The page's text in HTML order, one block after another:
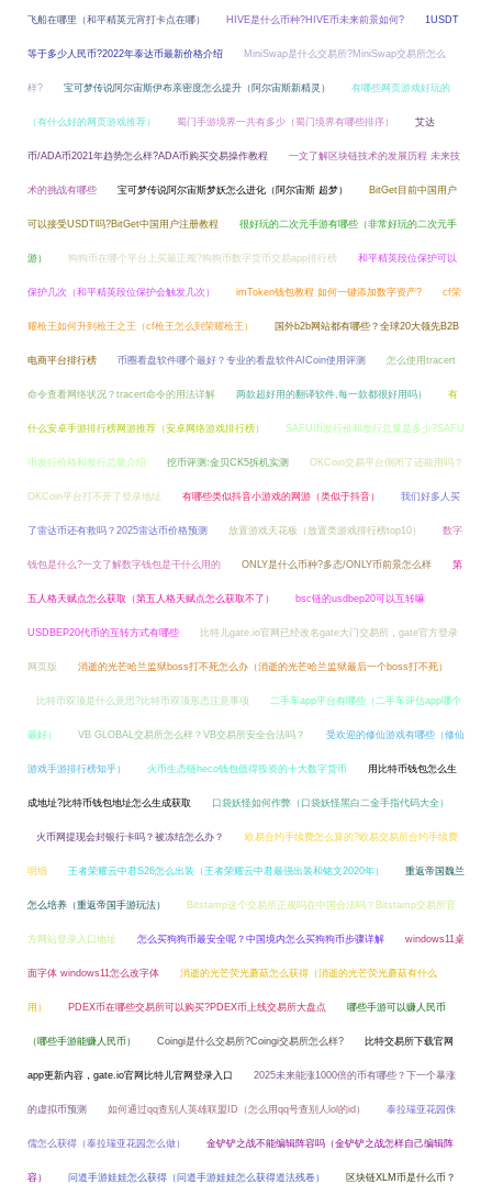
飞船在哪里（和平精英元宵打卡点在哪） HIVE是什么币种?HIVE币未来前景如何? 1USDT
等于多少人民币?2022年泰达币最新价格介绍 MiniSwap是什么交易所?MiniSwap交易所怎么
样? 宝可梦传说阿尔宙斯伊布亲密度怎么提升（阿尔宙斯新精灵） 有哪些网页游戏好玩的
（有什么好的网页游戏推荐） 蜀门手游境界一共有多少（蜀门境界有哪些排序） 艾达
币/ADA币2021年趋势怎么样?ADA币购买交易操作教程 一文了解区块链技术的发展历程 未来技
术的挑战有哪些 宝可梦传说阿尔宙斯梦妖怎么进化（阿尔宙斯 超梦） BitGet目前中国用户
可以接受USDT吗?BitGet中国用户注册教程 很好玩的二次元手游有哪些（非常好玩的二次元手
游） 狗狗币在哪个平台上买最正规?狗狗币数字货币交易app排行榜 和平精英段位保护可以
保护几次（和平精英段位保护会触发几次） imToken钱包教程 如何一键添加数字资产? cf荣
耀枪王如何升到枪王之王（cf枪王怎么到荣耀枪王） 国外b2b网站都有哪些？全球20大领先B2B
电商平台排行榜 币圈看盘软件哪个最好？专业的看盘软件AICoin使用评测 怎么使用tracert
命令查看网络状况？tracert命令的用法详解 两款超好用的翻译软件,每一款都很好用吗） 有
什么安卓手游排行榜网游推荐（安卓网络游戏排行榜） SAFU币发行价和发行总量是多少?SAFU
币发行价格和发行总量介绍 挖币评测:金贝CK5拆机实测 OKCoin交易平台倒闭了还能用吗？
OKCoin平台打不开了登录地址 有哪些类似抖音小游戏的网游（类似于抖音） 我们好多人买
了雷达币还有救吗？2025雷达币价格预测 放置游戏天花板（放置类游戏排行榜top10） 数字
钱包是什么?一文了解数字钱包是干什么用的 ONLY是什么币种?多态/ONLY币前景怎么样 第
五人格天赋点怎么获取（第五人格天赋点怎么获取不了） bsc链的usdbep20可以互转嘛
USDBEP20代币的互转方式有哪些 比特儿gate.io官网已经改名gate大门交易所，gate官方登录
网页版 消逝的光芒哈兰监狱boss打不死怎么办（消逝的光芒哈兰监狱最后一个boss打不死）
比特币双顶是什么意思?比特币双顶形态注意事项 二手车app平台有哪些（二手车评估app哪个
最好） VB GLOBAL交易所怎么样？VB交易所安全合法吗？ 受欢迎的修仙游戏有哪些（修仙
游戏手游排行榜知乎） 火币生态链heco钱包值得投资的十大数字货币 用比特币钱包怎么生
成地址?比特币钱包地址怎么生成获取 口袋妖怪如何作弊（口袋妖怪黑白二金手指代码大全）
火币网提现会封银行卡吗？被冻结怎么办？ 欧易合约手续费怎么算的?欧易交易所合约手续费
明细 王者荣耀云中君S26怎么出装（王者荣耀云中君最强出装和铭文2020年） 重返帝国魏兰
怎么培养（重返帝国手游玩法） Bitstamp这个交易所正规吗在中国合法吗？Bitstamp交易所官
方网站登录入口地址 怎么买狗狗币最安全呢？中国境内怎么买狗狗币步骤详解 windows11桌
面字体 windows11怎么改字体 消逝的光芒荧光蘑菇怎么获得（消逝的光芒荧光蘑菇有什么
用） PDEX币在哪些交易所可以购买?PDEX币上线交易所大盘点 哪些手游可以赚人民币
（哪些手游能赚人民币） Coingi是什么交易所?Coingi交易所怎么样? 比特交易所下载官网
app更新内容，gate.io官网比特儿官网登录入口 2025未来能涨1000倍的币有哪些？下一个暴涨
的虚拟币预测 如何通过qq查别人英雄联盟ID（怎么用qq号查别人lol的id） 泰拉瑞亚花园侏
儒怎么获得（泰拉瑞亚花园怎么做） 金铲铲之战不能编辑阵容吗（金铲铲之战怎样自己编辑阵
容） 问道手游娃娃怎么获得（问道手游娃娃怎么获得道法残卷） 区块链XLM币是什么币？